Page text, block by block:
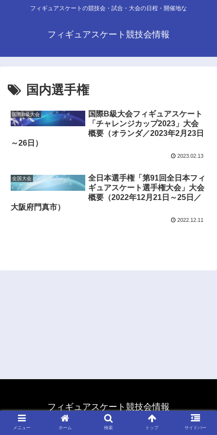
フィギュアスケートの競技会・試合・大会の日程・開催地な
フィギュアスケート競技会情報
国内選手権
国際B級大会
国際B級大会フィギュアスケート
「チャレンジカップ2023」大会
概要（オランダ／2023年2月23日
～26日）
2023.02.13
全国大会
全日本選手権「第91回全日本フィ
ギュアスケート選手権大会」大会
概要（2022年12月21日～25日／
大阪府門真市）
2022.12.11
フィギュアスケート競技会情報
© 2011 フィギュアスケート競技会情報.
メニュー ホーム 検索 トップ サイドバー